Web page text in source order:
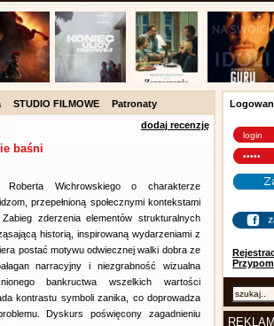
STUDIO FILMOWE
Patronaty
dodaj recenzję
baśni
Wichrowskiego o charakterze
przepełnioną społecznymi kontekstami
zderzenia elementów strukturalnych
historią, inspirowaną wydarzeniami z
postać motywu odwiecznej walki dobra ze
narracyjny i niezgrabność wizualna
bankructwa wszelkich wartości
kontrastu symboli zanika, co doprowadza
Dyskurs poświęcony zagadnieniu